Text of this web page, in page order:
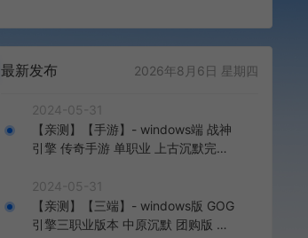
最新发布 2026年8月6日 星期四
2024-05-31
【亲测】【手游】- windows端 战神
引擎 传奇手游 单职业 上古沉默完整
+工具
2024-05-31
【亲测】【三端】- windows版 GOG
引擎三职业版本 中原沉默 团购版 已